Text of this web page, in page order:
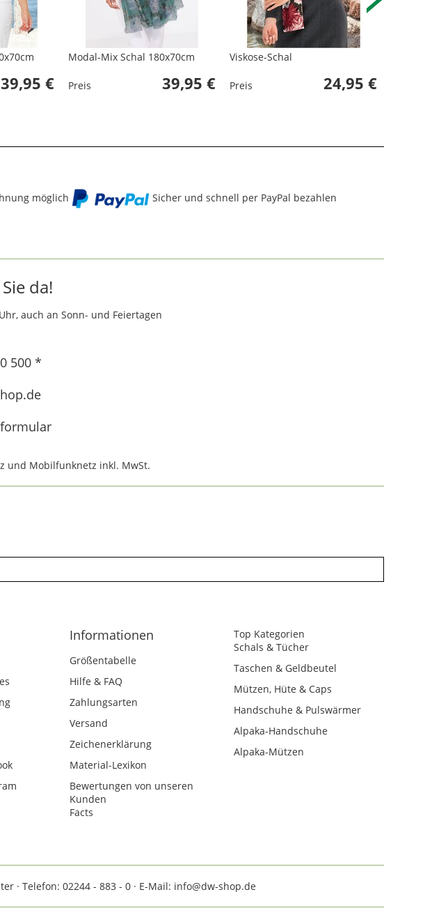
39,95 €
Modal-Mix Schal 180x70cm
Preis 39,95 €
Viskose-Schal
Preis 24,95 €
möglich Sicher und schnell per PayPal bezahlen
da!
auch an Sonn- und Feiertagen
500 *
und Mobilfunknetz inkl. MwSt.
Informationen
Größentabelle
Hilfe & FAQ
Zahlungsarten
Versand
Zeichenerklärung
Material-Lexikon
Bewertungen von unseren
Kunden
Facts
Top Kategorien
Schals & Tücher
Taschen & Geldbeutel
Mützen, Hüte & Caps
Handschuhe & Pulswärmer
Alpaka-Handschuhe
Alpaka-Mützen
· Telefon: 02244 - 883 - 0 · E-Mail: info@dw-shop.de